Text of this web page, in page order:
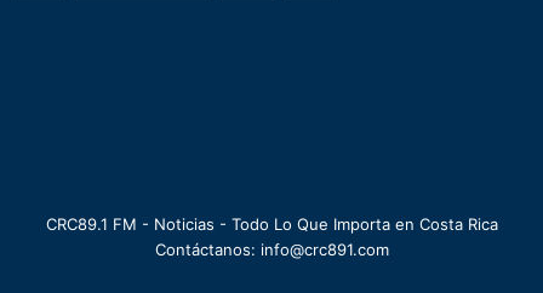
CRC89.1 FM - Noticias - Todo Lo Que Importa en Costa Rica
Contáctanos: info@crc891.com